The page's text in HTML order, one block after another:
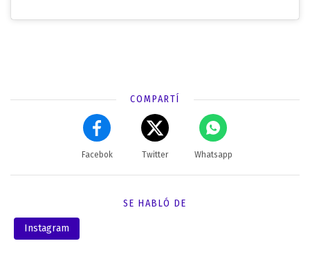
COMPARTÍ
Facebok Twitter Whatsapp
SE HABLÓ DE
Instagram